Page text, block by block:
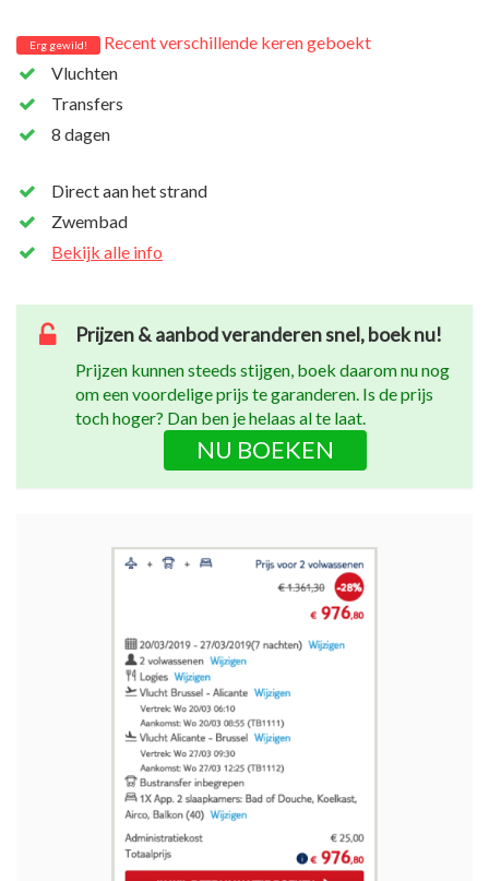
Erg gewild!
Recent verschillende keren geboekt
Vluchten
Transfers
8 dagen
Direct aan het strand
Zwembad
Bekijk alle info
Prijzen & aanbod veranderen snel, boek nu!
Prijzen kunnen steeds stijgen, boek daarom nu nog
om een voordelige prijs te garanderen. Is de prijs
toch hoger? Dan ben je helaas al te laat.
NU BOEKEN